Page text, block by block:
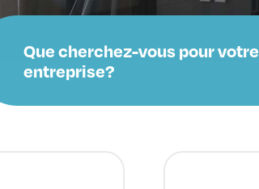
Que cherchez-vous pour votre
entreprise?